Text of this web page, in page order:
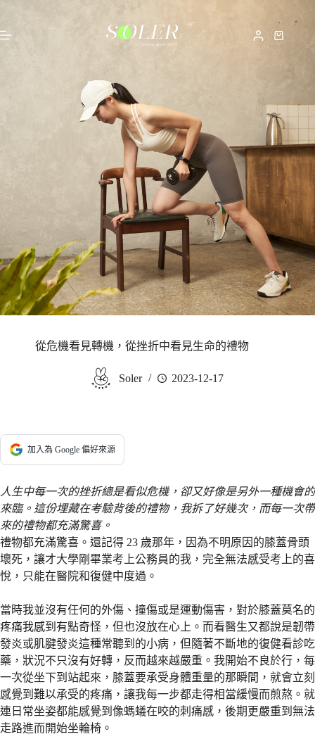
從危機看見轉機，從挫折中看見生命的禮物
Soler 2023-12-17
加入為 Google 偏好來源
人生中每一次的挫折總是看似危機，卻又好像是另外一種機會的
來臨。這份埋藏在考驗背後的禮物，我拆了好幾次，而每一次帶
來的禮物都充滿驚喜。
禮物都充滿驚喜。還記得 23 歲那年，因為不明原因的膝蓋骨頭
壞死，讓才大學剛畢業考上公務員的我，完全無法感受考上的喜
悅，只能在醫院和復健中度過。
當時我並沒有任何的外傷、撞傷或是運動傷害，對於膝蓋莫名的
疼痛我感到有點奇怪，但也沒放在心上。而看醫生又都說是韌帶
發炎或肌腱發炎這種常聽到的小病，但隨著不斷地的復健看診吃
藥，狀況不只沒有好轉，反而越來越嚴重。我開始不良於行，每
一次從坐下到站起來，膝蓋要承受身體重量的那瞬間，就會立刻
感覺到難以承受的疼痛，讓我每一步都走得相當緩慢而煎熬。就
連日常坐姿都能感覺到像螞蟻在咬的刺痛感，後期更嚴重到無法
走路進而開始坐輪椅。